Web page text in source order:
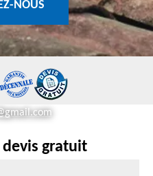
NOUS
gratuit